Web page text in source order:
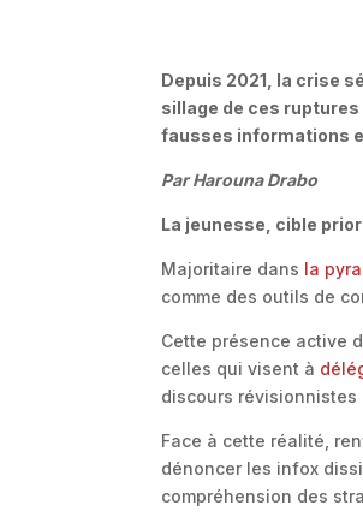
Depuis 2021, la crise
sillage de ces
fausses informations
Par Harouna Drabo
La jeunesse, cible
Majoritaire dans la
comme des outils de
Cette présence active
celles qui visent à
discours
Face à cette réalité,
dénoncer les infox
compréhension des